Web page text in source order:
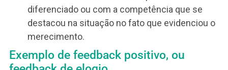
Nesse sentido, os fatos dão peso e relevância
o feedback. Evidenciar os fatos eliminam os
achismos, minimizam a subjetividade e evitam
favoritismos.